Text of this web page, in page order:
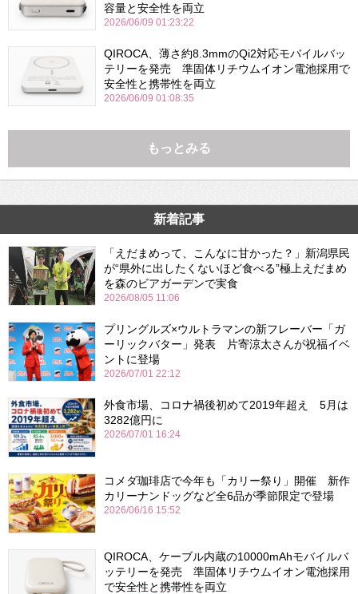
容量と安全性を両立
2026/06/09 01:23:22
QIROCA、薄さ約8.3mmのQi2対応モバイルバッ
テリーを発売 準固体リチウムイオン電池採用で
安全性と携帯性を両立
2026/06/09 01:08:35
もっとみる
新着記事
「えだまめって、こんなに甘かった？」新潟県民
が“県外に出したくないほど食べる”極上えだまめ
を森のビアガーデンで実食
2026/08/05 11:06
プリングルズ×ウルトラマンの新フレーバー「ガ
ーリックバター」発表 片寄涼太さんが祝福イベ
ントに登場
2026/07/01 22:12
外食市場、コロナ禍後初めて2019年超え 5月は
3282億円に
2026/07/01 16:24
コメダ珈琲店で今年も「カリー祭り」開催 新作
カリーナンドッグなど全6品が季節限定で登場
2026/06/16 15:52
QIROCA、ケーブル内蔵の10000mAhモバイルバ
ッテリーを発売 準固体リチウムイオン電池採用
で安全性と携帯性を両立